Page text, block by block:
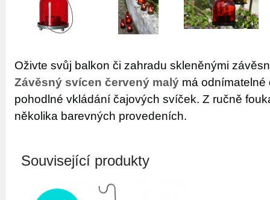
Oživte svůj balkon či zahradu skleněnými
Závěsný svícen červený malý má odnímatelné
pohodlné vkládání čajových svíček. Z ručně
několika barevných provedeních.
Související produkty